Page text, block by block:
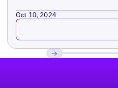
Oct 10, 2024
Read more